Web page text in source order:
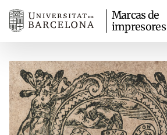
Marcas de
impresores